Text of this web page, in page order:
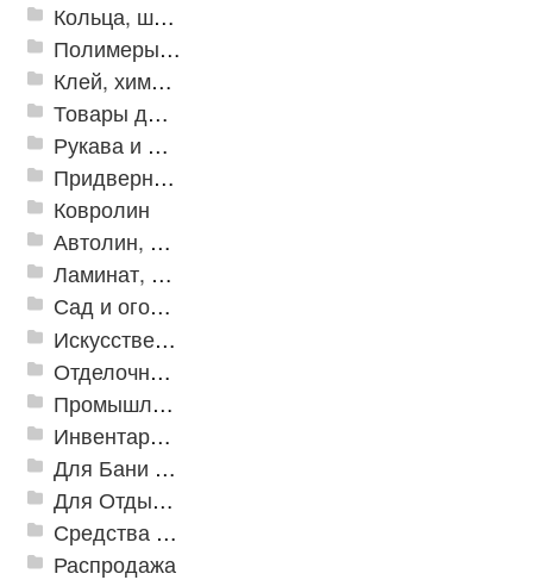
Кольца, шайбы, манжеты
Полимеры и пластики
Клей, химия, сопутствующие товары
Товары для дома
Рукава и шланги промышленные
Придверные решетки
Ковролин
Автолин, Транслин, Линолеум
Ламинат, Кварцвиниловая плитка SPC
Сад и огород
Искусственная трава
Отделочные профили
Промышленный текстиль
Инвентарь для клининга
Для Бани и Сауны
Для Отдыха и Пикника
Средства от насекомых и садовых вредителей
Распродажа